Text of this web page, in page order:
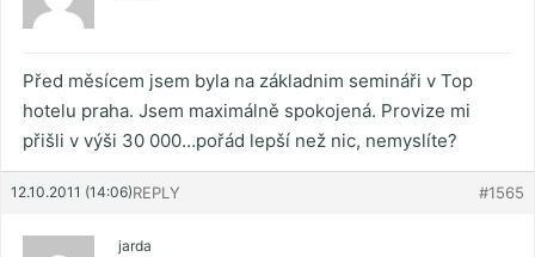
Před měsícem jsem byla na základnim semináři v Top
hotelu praha. Jsem maximálně spokojená. Provize mi
přišli v výši 30 000…pořád lepší než nic, nemyslíte?
12.10.2011 (14:06) #1565
REPLY
jarda